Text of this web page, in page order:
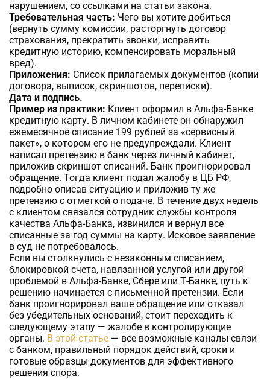
нарушением, со ссылками на статьи закона.
Требовательная часть: Чего вы хотите добиться
(вернуть сумму комиссии, расторгнуть договор
страхования, прекратить звонки, исправить
кредитную историю, компенсировать моральный
вред).
Приложения: Список прилагаемых документов (копии
договора, выписок, скриншотов, переписки).
Дата и подпись.
Пример из практики: Клиент оформил в Альфа-Банке
кредитную карту. В личном кабинете он обнаружил
ежемесячное списание 199 рублей за «сервисный
пакет», о котором его не предупреждали. Клиент
написал претензию в банк через личный кабинет,
приложив скриншот списаний. Банк проигнорировал
обращение. Тогда клиент подал жалобу в ЦБ РФ,
подробно описав ситуацию и приложив ту же
претензию с отметкой о подаче. В течение двух недель
с клиентом связался сотрудник службы контроля
качества Альфа-Банка, извинился и вернул все
списанные за год суммы на карту. Исковое заявление
в суд не потребовалось.
Если вы столкнулись с незаконным списанием,
блокировкой счета, навязанной услугой или другой
проблемой в Альфа-Банке, Сбере или Т-Банке, путь к
решению начинается с письменной претензии. Если
банк проигнорировал ваше обращение или отказал
без убедительных оснований, стоит переходить к
следующему этапу — жалобе в контролирующие
органы. В этой статье — все возможные каналы связи
с банком, правильный порядок действий, сроки и
готовые образцы документов для эффективного
решения спора.